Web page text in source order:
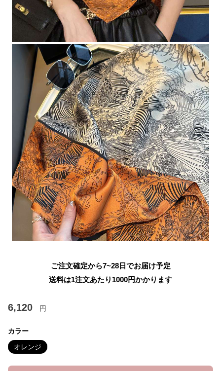
ご注文確定から7~28日でお届け予定
送料は1注文あたり 1000円かかります
6,120 円
カラー
オレンジ